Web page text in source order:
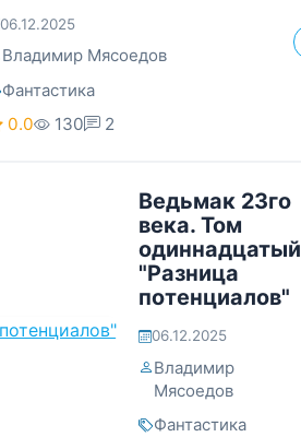
06.12.2025
Владимир Мясоедов
Фантастика
0.0
130 2
Ведьмак 23го
века. Том
одиннадцатый
"Разница
потенциалов"
06.12.2025
Владимир
Мясоедов
Фантастика